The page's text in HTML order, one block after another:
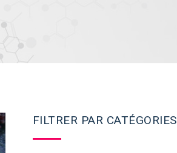
FILTRER PAR CATÉGORIES